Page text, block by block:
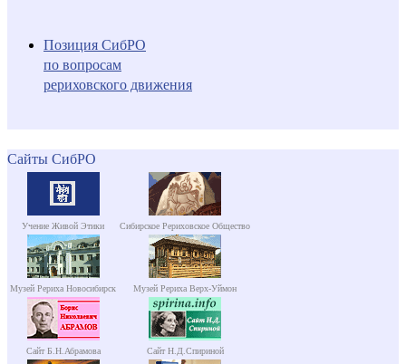
Позиция СибРО
по вопросам
рериховского движения
Сайты СибРО
Учение Живой Этики Сибирское Рериховское Общество
Музей Рериха Новосибирск Музей Рериха Верх-Уймон
Сайт Б.Н.Абрамова Сайт Н.Д.Спириной